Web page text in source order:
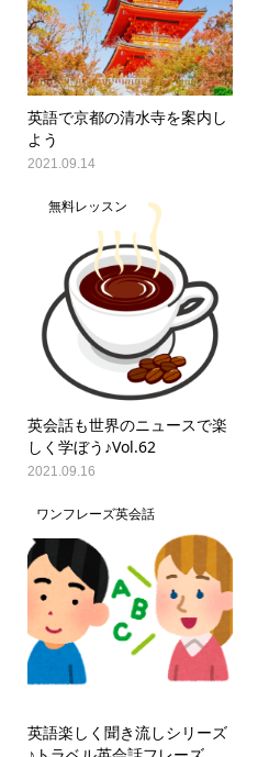
英語で京都の清水寺を案内し
よう
2021.09.14
無料レッスン
英会話も世界のニュースで楽
しく学ぼう♪Vol.62
2021.09.16
ワンフレーズ英会話
英語楽しく聞き流しシリーズ